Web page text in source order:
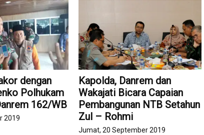
dengan
Polhukam
162/WB
2019
Kapolda, Danrem dan
Wakajati Bicara Capaian
Pembangunan NTB Setahun
Zul – Rohmi
Jumat, 20 September 2019